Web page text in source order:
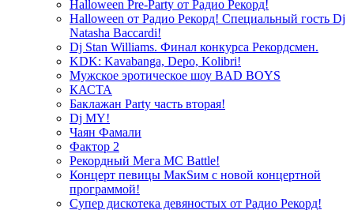
Halloween Pre-Party от Радио Рекорд!
Halloween от Радио Рекорд! Специальный гость Dj
Natasha Baccardi!
Dj Stan Williams. Финал конкурса Рекордсмен.
KDK: Kavabanga, Depo, Kolibri!
Мужское эротическое шоу BAD BOYS
КАСТА
Баклажан Party часть вторая!
Dj MY!
Чаян Фамали
Фактор 2
Рекордный Мега МС Battle!
Концерт певицы МакSим с новой концертной
программой!
Супер дискотека девяностых от Радио Рекорд!